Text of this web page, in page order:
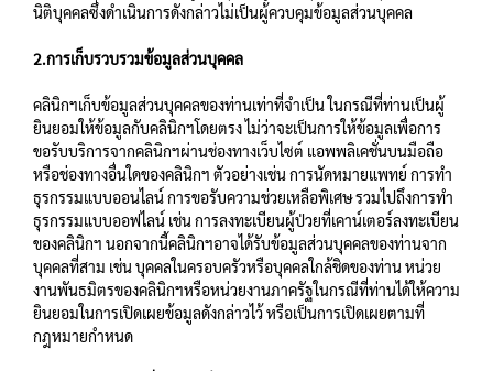
นิติบุคคลซึ่งดำเนินการดังกล่าวไม่เป็นผู้ควบคุมข้อมูลส่วนบุคคล
2.การเก็บรวบรวมข้อมูลส่วนบุคคล
คลินิกฯเก็บข้อมูลส่วนบุคคลของท่านเท่าที่จำเป็น ในกรณีที่ท่านเป็นผู้
ยินยอมให้ข้อมูลกับคลินิกฯโดยตรง ไม่ว่าจะเป็นการให้ข้อมูลเพื่อการ
ขอรับบริการจากคลินิกฯผ่านช่องทางเว็บไซต์ แอพพลิเคชั่นบนมือถือ
หรือช่องทางอื่นใดของคลินิกฯ ตัวอย่างเช่น การนัดหมายแพทย์ การทำ
ธุรกรรมแบบออนไลน์ การขอรับความช่วยเหลือพิเศษ รวมไปถึงการทำ
ธุรกรรมแบบออฟไลน์ เช่น การลงทะเบียนผู้ป่วยที่เคาน์เตอร์ลงทะเบียน
ของคลินิกฯ นอกจากนี้คลินิกฯอาจได้รับข้อมูลส่วนบุคคลของท่านจาก
บุคคลที่สาม เช่น บุคคลในครอบครัวหรือบุคคลใกล้ชิดของท่าน หน่วย
งานพันธมิตรของคลินิกฯหรือหน่วยงานภาครัฐในกรณีที่ท่านได้ให้ความ
ยินยอมในการเปิดเผยข้อมูลดังกล่าวไว้ หรือเป็นการเปิดเผยตามที่
กฎหมายกำหนด